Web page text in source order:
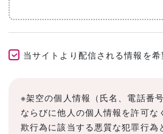
当サイトより配信される情報を
※架空の個人情報（氏名、電話番
ならびに他人の個人情報を許可な
欺行為に該当する悪質な犯罪行為